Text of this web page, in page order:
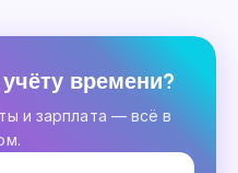
времени?
и зарплата — всё в